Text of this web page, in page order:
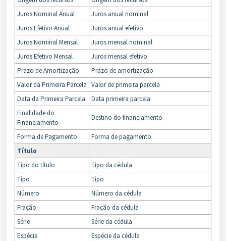
Juros Nominal Anual
Juros anual nominal
Juros Efetivo Anual
Juros anual efetivo
Juros Nominal Mensal
Juros mensal nominal
Juros Efetivo Mensal
Juros mensal efetivo
Prazo de Amortização
Prazo de amortização
Valor da Primeira Parcela Valor de primeira parcela
Data da Primeira Parcela
Data primeira parcela
Finalidade do
Financiamento
Destino do financiamento
Forma de Pagamento
Forma de pagamento
Título
Tipo do título
Tipo da cédula
Tipo
Tipo
Número
Número da cédula
Fração
Fração da cédula
Série
Série da cédula
Espécie
Espécie da cédula